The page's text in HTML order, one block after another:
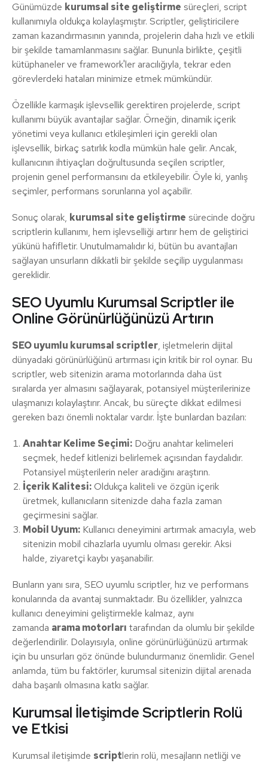
Günümüzde kurumsal site geliştirme süreçleri, script
kullanımıyla oldukça kolaylaşmıştır. Scriptler, geliştiricilere
zaman kazandırmasının yanında, projelerin daha hızlı ve etkili
bir şekilde tamamlanmasını sağlar. Bununla birlikte, çeşitli
kütüphaneler ve framework'ler aracılığıyla, tekrar eden
görevlerdeki hataları minimize etmek mümkündür.
Özellikle karmaşık işlevsellik gerektiren projelerde, script
kullanımı büyük avantajlar sağlar. Örneğin, dinamik içerik
yönetimi veya kullanıcı etkileşimleri için gerekli olan
işlevsellik, birkaç satırlık kodla mümkün hale gelir. Ancak,
kullanıcının ihtiyaçları doğrultusunda seçilen scriptler,
projenin genel performansını da etkileyebilir. Öyle ki, yanlış
seçimler, performans sorunlarına yol açabilir.
Sonuç olarak, kurumsal site geliştirme sürecinde doğru
scriptlerin kullanımı, hem işlevselliği artırır hem de geliştirici
yükünü hafifletir. Unutulmamalıdır ki, bütün bu avantajları
sağlayan unsurların dikkatli bir şekilde seçilip uygulanması
gereklidir.
SEO Uyumlu Kurumsal Scriptler ile
Online Görünürlüğünüzü Artırın
SEO uyumlu kurumsal scriptler, işletmelerin dijital
dünyadaki görünürlüğünü artırması için kritik bir rol oynar. Bu
scriptler, web sitenizin arama motorlarında daha üst
sıralarda yer almasını sağlayarak, potansiyel müşterilerinize
ulaşmanızı kolaylaştırır. Ancak, bu süreçte dikkat edilmesi
gereken bazı önemli noktalar vardır. İşte bunlardan bazıları:
Anahtar Kelime Seçimi: Doğru anahtar kelimeleri
seçmek, hedef kitlenizi belirlemek açısından faydalıdır.
Potansiyel müşterilerin neler aradığını araştırın.
İçerik Kalitesi:Oldukça kaliteli ve özgün içerik
üretmek, kullanıcıların sitenizde daha fazla zaman
geçirmesini sağlar.
Mobil Uyum: Kullanıcı deneyimini artırmak amacıyla, web
sitenizin mobil cihazlarla uyumlu olması gerekir. Aksi
halde, ziyaretçi kaybı yaşanabilir.
Bunların yanı sıra, SEO uyumlu scriptler, hız ve performans
konularında da avantaj sunmaktadır. Bu özellikler, yalnızca
kullanıcı deneyimini geliştirmekle kalmaz, aynı
zamanda arama motorları tarafından da olumlu bir şekilde
değerlendirilir. Dolayısıyla, online görünürlüğünüzü artırmak
için bu unsurları göz önünde bulundurmanız önemlidir. Genel
anlamda, tüm bu faktörler, kurumsal sitenizin dijital arenada
daha başarılı olmasına katkı sağlar.
Kurumsal İletişimde Scriptlerin Rolü
ve Etkisi
Kurumsal iletişimde scriptlerin rolü, mesajların netliği ve